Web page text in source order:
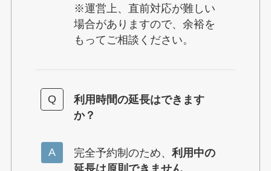
※運営上、直前対応が難しい
場合がありますので、余裕を
もってご相談ください。
利用時間の延長はできます
か？
完全予約制のため、 利用中の
延長は原則できません。